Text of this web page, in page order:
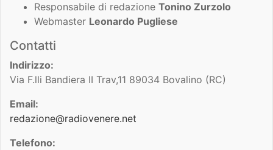
Responsabile di redazione Tonino Zurzolo
Webmaster Leonardo Pugliese
Contatti
Indirizzo:
Via F.lli Bandiera II Trav,11 89034 Bovalino (RC)
Email:
redazione@radiovenere.net
Telefono: